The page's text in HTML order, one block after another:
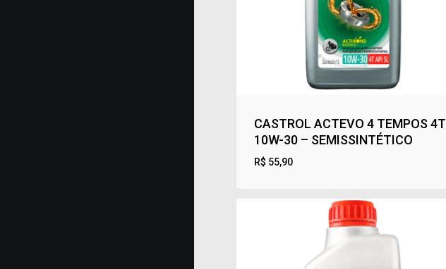
CASTROL ACTEVO 4 TEMPOS 4T
10W-30 – SEMISSINTÉTICO
R$ 55,90